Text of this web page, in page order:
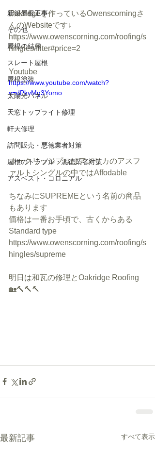
新築屋根工事
その他
屋根の結露
スレート屋根
屋根塗装
太陽光パネル
天窓トップライト修理
軒天修理
訪問販売・悪徳業者対策
屋根のトラブル・悪徳業者対策
アスベスト・コロニアル
Oakridgeを作っているOwenscorningさ
んのWebsiteです↓
https://www.owenscorning.com/roofing/s
hingles/filter#price=2
Youtube
https://www.youtube.com/watch?
v=dPkvMg3Yomo
オークリッジプロはアメリカのアスフ
ァルトシングルの中ではAffodable
ちなみにSUPREMEという名前の商品
もあります
価格は一番お手頃で、古くからある
Standard type
https://www.owenscorning.com/roofing/s
hingles/supreme
明日は和瓦の修理とOakridge Roofing
🏡🔨🔨🔨
最新記事 すべて表示